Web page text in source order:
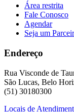
Área restrita
Fale Conosco
Agendar
Seja um
Endereço
Rua Visconde de
São Lucas, Belo
(51) 30180300
Locais de